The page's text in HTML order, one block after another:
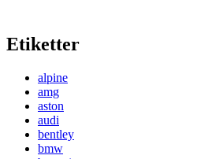
Etiketter
alpine
amg
aston
audi
bentley
bmw